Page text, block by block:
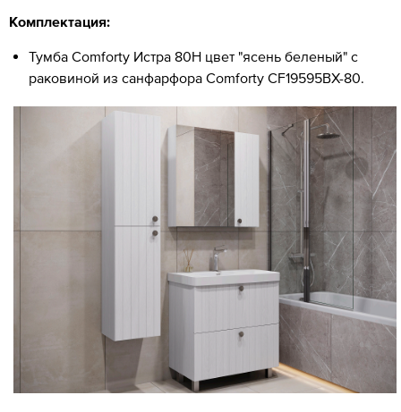
Комплектация:
Тумба Comforty Истра 80Н цвет "ясень беленый" с
раковиной из санфарфора Comforty CF19595BX-80.